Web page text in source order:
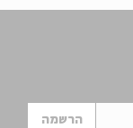
הרשמה